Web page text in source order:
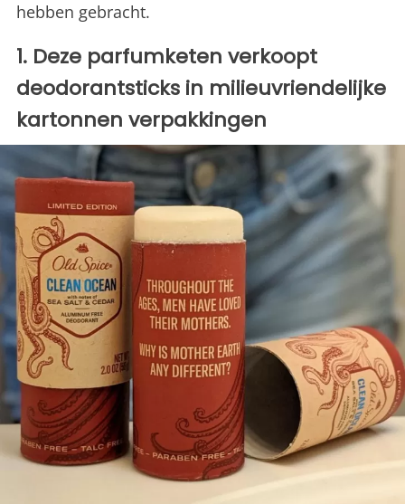
hebben gebracht.
1. Deze parfumketen verkoopt
deodorantsticks in milieuvriendelijke
kartonnen verpakkingen